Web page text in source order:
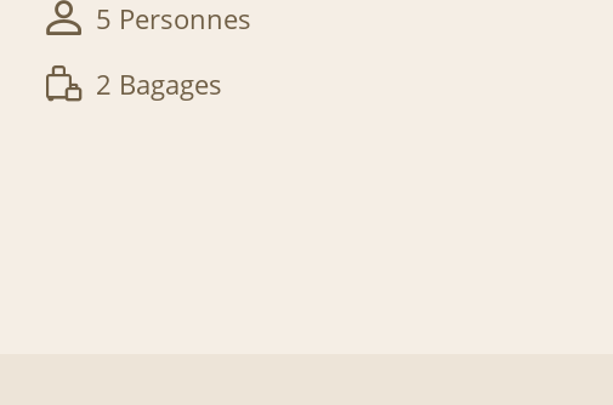
5 Personnes
2 Bagages